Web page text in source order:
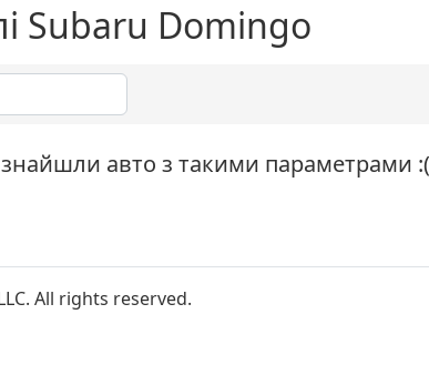
Subaru Domingo
авто з такими параметрами :(
All rights reserved.